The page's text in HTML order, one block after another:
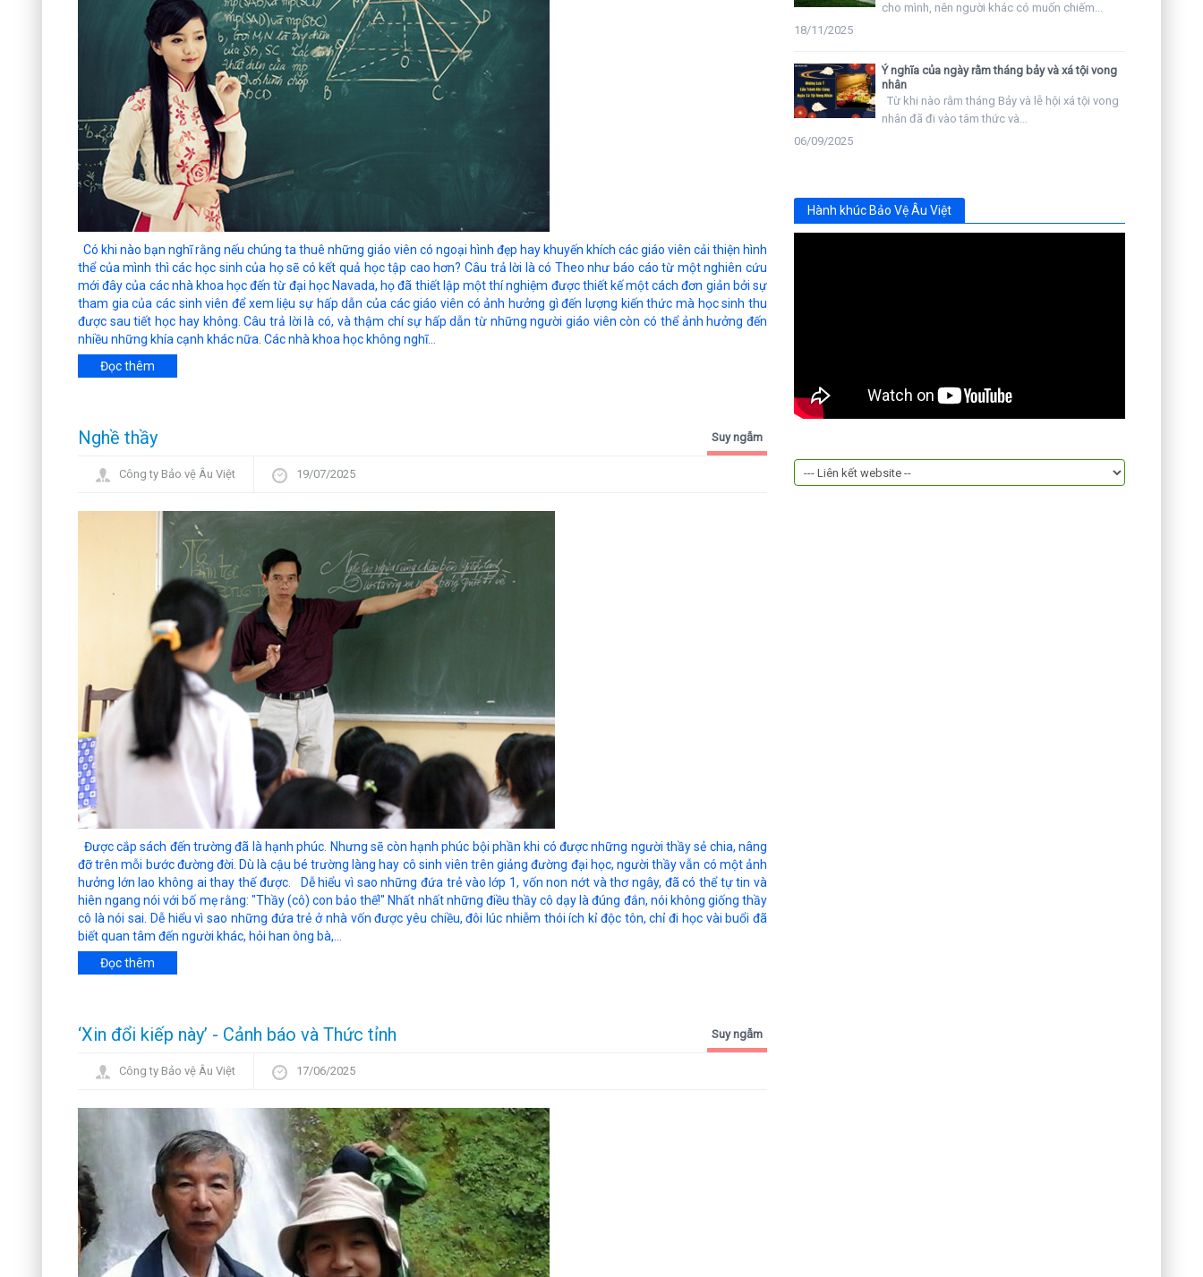
Có khi nào bạn nghĩ rằng nếu chúng ta thuê những giáo viên có ngoại hình đẹp hay khuyến khích các giáo viên cải thiện hình
thể của mình thì các học sinh của họ sẽ có kết quả học tập cao hơn? Câu trả lời là có Theo như báo cáo từ một nghiên cứu
mới đây của các nhà khoa học đến từ đại học Navada, họ đã thiết lập một thí nghiệm được thiết kế một cách đơn giản bởi sự
tham gia của các sinh viên để xem liệu sự hấp dẫn của các giáo viên có ảnh hưởng gì đến lượng kiến thức mà học sinh thu
được sau tiết học hay không. Câu trả lời là có, và thậm chí sự hấp dẫn từ những người giáo viên còn có thể ảnh hưởng đến
nhiều những khía cạnh khác nữa. Các nhà khoa học không nghĩ...
Đọc thêm
Nghề thầy Suy ngẫm
Công ty Bảo vệ Âu Việt 19/07/2025
Được cắp sách đến trường đã là hạnh phúc. Nhưng sẽ còn hạnh phúc bội phần khi có được những người thầy sẻ chia, nâng
đỡ trên mỗi bước đường đời. Dù là cậu bé trường làng hay cô sinh viên trên giảng đường đại học, người thầy vẫn có một ảnh
hưởng lớn lao không ai thay thế được. Dễ hiểu vì sao những đứa trẻ vào lớp 1, vốn non nớt và thơ ngây, đã có thể tự tin và
hiên ngang nói với bố mẹ rằng: "Thầy (cô) con bảo thế!" Nhất nhất những điều thầy cô dạy là đúng đắn, nói không giống thầy
cô là nói sai. Dễ hiểu vì sao những đứa trẻ ở nhà vốn được yêu chiều, đôi lúc nhiễm thói ích kỉ độc tôn, chỉ đi học vài buổi đã
biết quan tâm đến người khác, hỏi han ông bà,...
Đọc thêm
‘Xin đổi kiếp này’ - Cảnh báo và Thức tỉnh Suy ngẫm
Công ty Bảo vệ Âu Việt 17/06/2025
cho mình, nên người khác có muốn chiếm...
18/11/2025
Ý nghĩa của ngày rằm tháng bảy và xá tội vong
nhân
Từ khi nào rằm tháng Bảy và lễ hội xá tội vong
nhân đã đi vào tâm thức và...
06/09/2025
Hành khúc Bảo Vệ Âu Việt